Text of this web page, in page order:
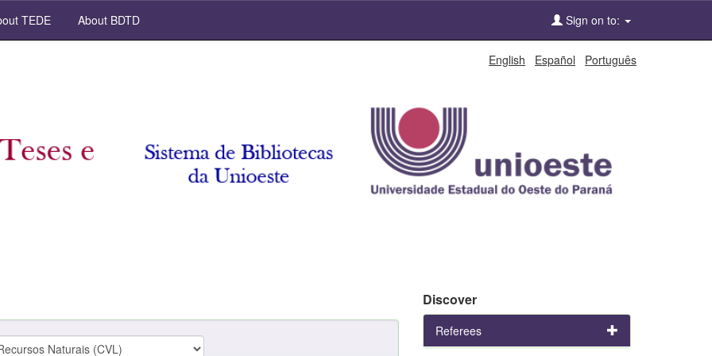
TEDE About BDTD Sign on to:
English Español Português
Discover
Referees